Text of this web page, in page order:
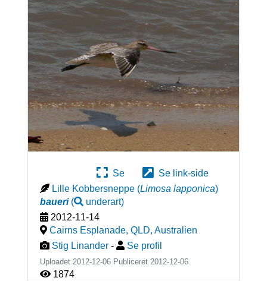
Se
Se link-side
Lille Kobbersneppe (Limosa lapponica)
baueri( underart)
2012-11-14
Cairns Esplanade, QLD, Australien
Stig Linander - Se profil
Uploadet 2012-12-06 Publiceret 2012-12-06
1874